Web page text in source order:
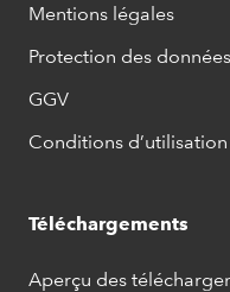
Mentions légales
Protection des
GGV
Conditions d’utilisation
Téléchargements
Aperçu des